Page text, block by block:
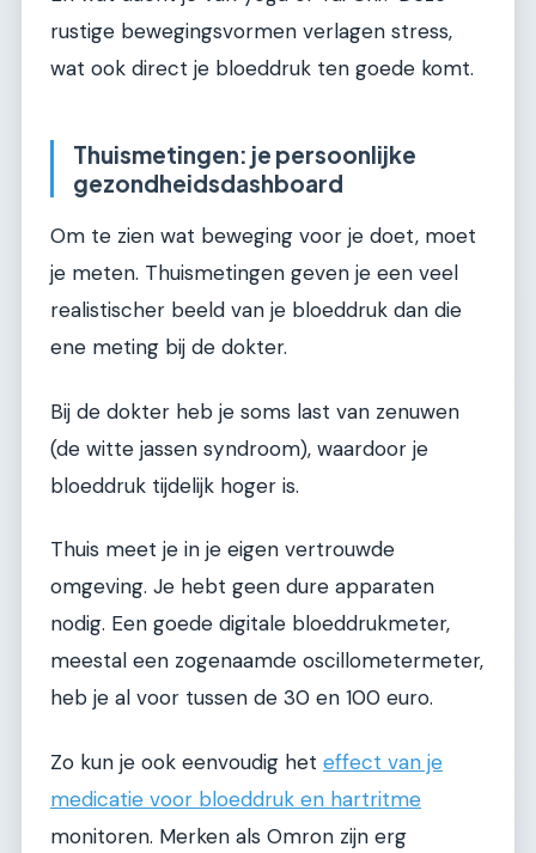
rustige bewegingsvormen verlagen stress,
wat ook direct je bloeddruk ten goede komt.
Thuismetingen: je persoonlijke
gezondheidsdashboard
Om te zien wat beweging voor je doet, moet
je meten. Thuismetingen geven je een veel
realistischer beeld van je bloeddruk dan die
ene meting bij de dokter.
Bij de dokter heb je soms last van zenuwen
(de witte jassen syndroom), waardoor je
bloeddruk tijdelijk hoger is.
Thuis meet je in je eigen vertrouwde
omgeving. Je hebt geen dure apparaten
nodig. Een goede digitale bloeddrukmeter,
meestal een zogenaamde oscillometermeter,
heb je al voor tussen de 30 en 100 euro.
Zo kun je ook eenvoudig het effect van je
medicatie voor bloeddruk en hartritme
monitoren. Merken als Omron zijn erg